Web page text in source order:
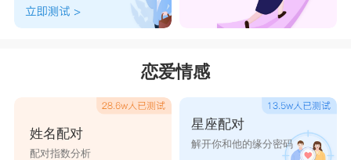
恋爱情感
姓名配对
配对指数分析
星座配对
解开你和他的缘分密码